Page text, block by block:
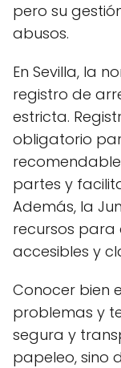
pero su
abusos.
En Sevilla, la
registro de
estricta.
obligatorio
partes y
Además, la
recursos para
accesibles y
Conocer bien
problemas y
segura y
papeleo, sino